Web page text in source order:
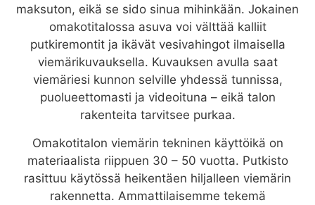
maksuton, eikä se sido sinua mihinkään. Jokainen
omakotitalossa asuva voi välttää kalliit
putkiremontit ja ikävät vesivahingot ilmaisella
viemärikuvauksella. Kuvauksen avulla saat
viemäriesi kunnon selville yhdessä tunnissa,
puolueettomasti ja videoituna – eikä talon
rakenteita tarvitsee purkaa.
Omakotitalon viemärin tekninen käyttöikä on
materiaalista riippuen 30 – 50 vuotta. Putkisto
rasittuu käytössä heikentäen hiljalleen viemärin
rakennetta. Ammattilaisemme tekemä